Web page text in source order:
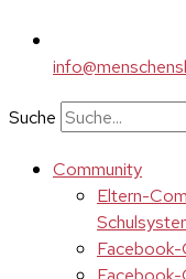
Suche
Community
Eltern-
Facebook-